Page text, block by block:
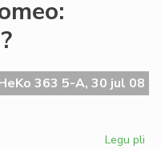
363 5-A, 30 jul 08
Legu pli